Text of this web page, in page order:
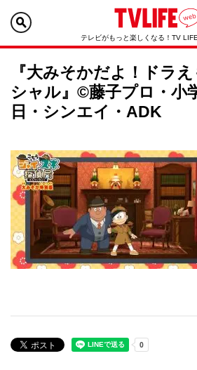
テレビがもっと楽しくなる！TV
『大みそかだよ！ドラ
シャル』©藤子プロ・小
日・シンエイ・ADK